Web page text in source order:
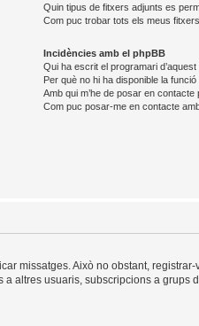
Quin tipus de fitxers adjunts es
Com puc trobar tots els meus
Incidències amb el phpBB
Qui ha escrit el programari d’aquest
Per què no hi ha disponible la funció
Amb qui m’he de posar en
Com puc posar-me en contacte
missatges. Això no obstant,
usuaris, subscripcions a grups